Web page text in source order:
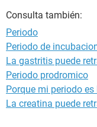
Consulta también:
Periodo
Periodo de
La gastritis puede
Periodo prodromico
Porque mi periodo
La creatina puede